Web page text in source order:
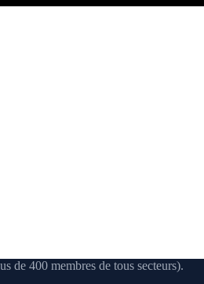
de 400 membres de tous secteurs).